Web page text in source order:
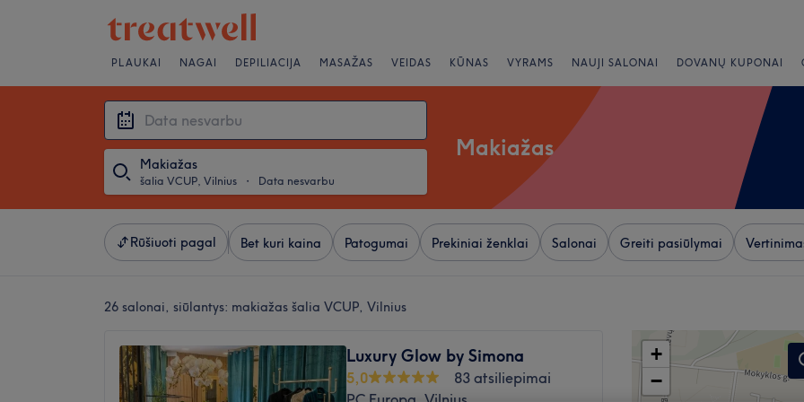
PLAUKAI NAGAI DEPILIACIJA MASAŽAS VEIDAS KŪNAS VYRAMS NAUJI SALONAI DOVANŲ KUPONAI
Makiažas
šalia VCUP, Vilnius ・ Data nesvarbu
Makiažas
Rūšiuoti pagal Bet kuri kaina Patogumai Prekiniai ženklai Salonai Greiti pasiūlymai
26 salonai, siūlantys: makiažas šalia VCUP, Vilnius
Luxury Glow by Simona
5,0
83 atsiliepimai
+
−